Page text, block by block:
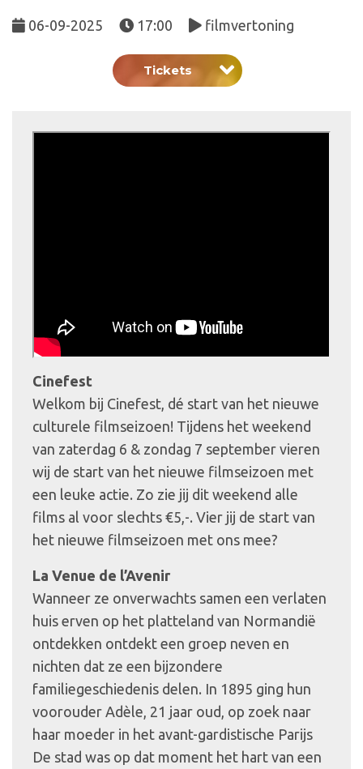
06-09-2025 17:00 filmvertoning
Tickets
Cinefest
Welkom bij Cinefest, dé start van het nieuwe
culturele filmseizoen! Tijdens het weekend
van zaterdag 6 & zondag 7 september vieren
wij de start van het nieuwe filmseizoen met
een leuke actie. Zo zie jij dit weekend alle
films al voor slechts €5,-. Vier jij de start van
het nieuwe filmseizoen met ons mee?
La Venue de l’Avenir
Wanneer ze onverwachts samen een verlaten
huis erven op het platteland van Normandië
ontdekken ontdekt een groep neven en
nichten dat ze een bijzondere
familiegeschiedenis delen. In 1895 ging hun
voorouder Adèle, 21 jaar oud, op zoek naar
haar moeder in het avant-gardistische Parijs
De stad was op dat moment het hart van een